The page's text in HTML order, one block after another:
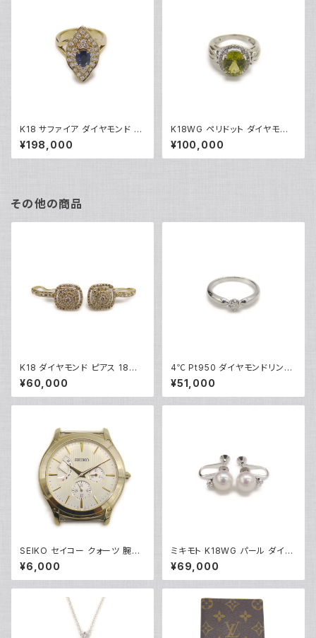
K18 サファイア ダイヤモンド デ
ザインリング 18金 指輪 12号 Y
05246
¥198,000
K18WG ペリドット ダイヤモンド
デザインリング 18金 ホワイトゴ
ールド 指輪 9号 Y04916
¥100,000
その他の商品
K18 ダイヤモンド ピアス 18金
フックピアス Y05252
¥60,000
4℃ Pt950 ダイヤモンドリング
プラチナ 指輪 8号 Y05243
¥51,000
SEIKO セイコー クォーツ 腕時
計 白文字盤 5Y66-0AB0 ※ベ
ルト無し Y05278
¥6,000
ミキモト K18WG パール ダイヤ
モンド イヤリング 18金 ホワイト
ゴールド ネジ式 Y05248
¥69,000